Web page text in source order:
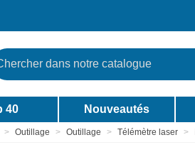
40 Nouveautés
> Outillage > Outillage > Télémètre laser >